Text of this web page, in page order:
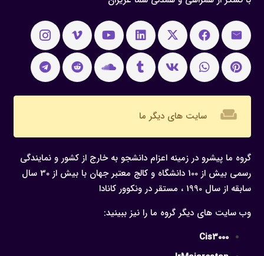
weekend سایت های دیگر ما
گروه ما پیشرو در زمینه اعزام دانشجو به خارج از کشور و نمایندگی
رسمی بیش از 100 دانشگاه و کالج معتبر جهان با بیش از 30 سال
سابقه از سال 1990 ، مستقر در ونکوور کانادا
وب سایت های دیگر گروه ما را نیز ببینید:
Cis3000